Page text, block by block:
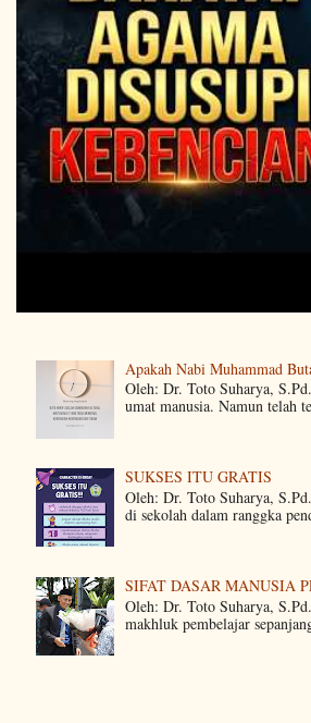
Apakah Nabi Muhammad
Oleh: Dr. Toto Suharya,
umat manusia. Namun telah
SUKSES ITU GRATIS
Oleh: Dr. Toto Suharya,
di sekolah dalam ranggka
SIFAT DASAR MANUSIA
Oleh: Dr. Toto Suharya,
makhluk pembelajar